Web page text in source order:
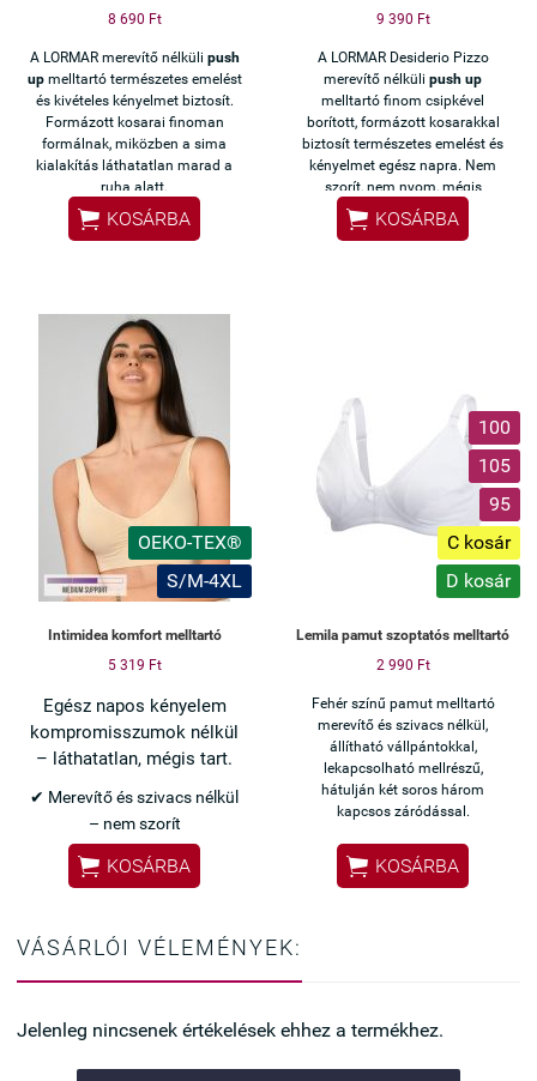
8 690 Ft
A LORMAR merevítő nélküli push
upmelltartó természetes emelést
és kivételes kényelmet biztosít.
Formázott kosarai finoman
formálnak, miközben a sima
kialakítás láthatatlan marad a
ruha alatt.
 KOSÁRBA
9 390 Ft
A LORMAR Desiderio Pizzo
merevítő nélküli push up
melltartó finom csipkével
borított, formázott kosarakkal
biztosít természetes emelést és
kényelmet egész napra. Nem
szorít, nem nyom, mégis
gyönyörű dekoltázst ad.
Tökéletes választás
 KOSÁRBA
OEKO-TEX®
S/M-4XL
Intimidea komfort melltartó
5 319 Ft
Egész napos kényelem
kompromisszumok nélkül
– láthatatlan, mégis tart.
✔ Merevítő és szivacs nélkül
– nem szorít
✔ Varrásmentes kialakítás –
ruha alatt láthatatlan
✔ Kényelmes akár egész
napra vagy sporthoz is
felvétel
Ha kényelmes, mégis jól tartó
 KOSÁRBA
100
105
95
C kosár
D kosár
Lemila pamut szoptatós melltartó
2 990 Ft
Fehér színű pamut melltartó
merevítő és szivacs nélkül,
állítható vállpántokkal,
lekapcsolható mellrészű,
hátulján két soros három
kapcsos záródással.
 KOSÁRBA
VÁSÁRLÓI VÉLEMÉNYEK:
Jelenleg nincsenek értékelések ehhez a termékhez.